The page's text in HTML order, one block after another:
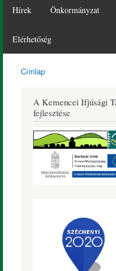
Hírek Önkormányzat
Elérhetőség
Kemence
Község
Honlapja
Címlap
A Kemencei Ifjúsági
fejlesztése